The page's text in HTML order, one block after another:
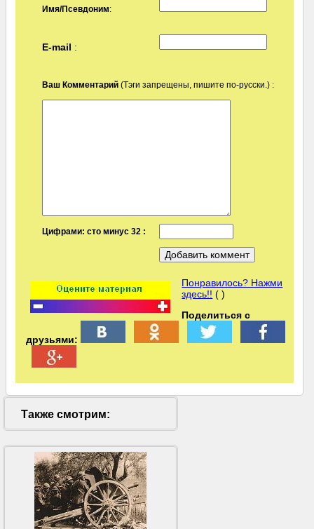
Имя/Псевдоним:
E-mail :
Ваш Комментарий (Тэги запрещены, пишите по-русски.) :
Цифрами: сто минус 32 :
Понравилось? Нажми
здесь!! ( )
Поделиться с
друзьями:
Также смотрим: